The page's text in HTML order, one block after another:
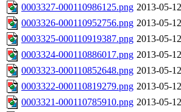
0003327-000110986125.png 2013-05-
0003326-000110952756.png 2013-05-
0003325-000110919387.png 2013-05-
0003324-000110886017.png 2013-05-
0003323-000110852648.png 2013-05-
0003322-000110819279.png 2013-05-
0003321-000110785910.png 2013-05-